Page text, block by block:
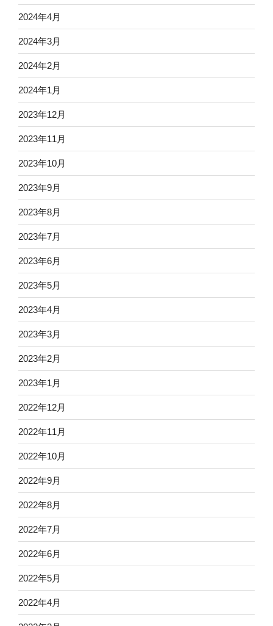
2024年4月
2024年3月
2024年2月
2024年1月
2023年12月
2023年11月
2023年10月
2023年9月
2023年8月
2023年7月
2023年6月
2023年5月
2023年4月
2023年3月
2023年2月
2023年1月
2022年12月
2022年11月
2022年10月
2022年9月
2022年8月
2022年7月
2022年6月
2022年5月
2022年4月